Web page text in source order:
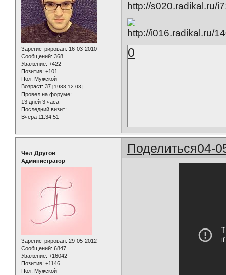
Зарегистрирован: 16-03-2010
Сообщений: 368
Уважение: +422
Позитив: +101
Пол: Мужской
Возраст: 37 [1988-12-03]
Провел на форуме:
13 дней 3 часа
Последний визит:
Вчера 11:34:51
0
Поделиться04-
Чел Другов
Администратор
Зарегистрирован: 29-05-2012
Сообщений: 6847
Уважение: +16042
Позитив: +1146
Пол: Мужской